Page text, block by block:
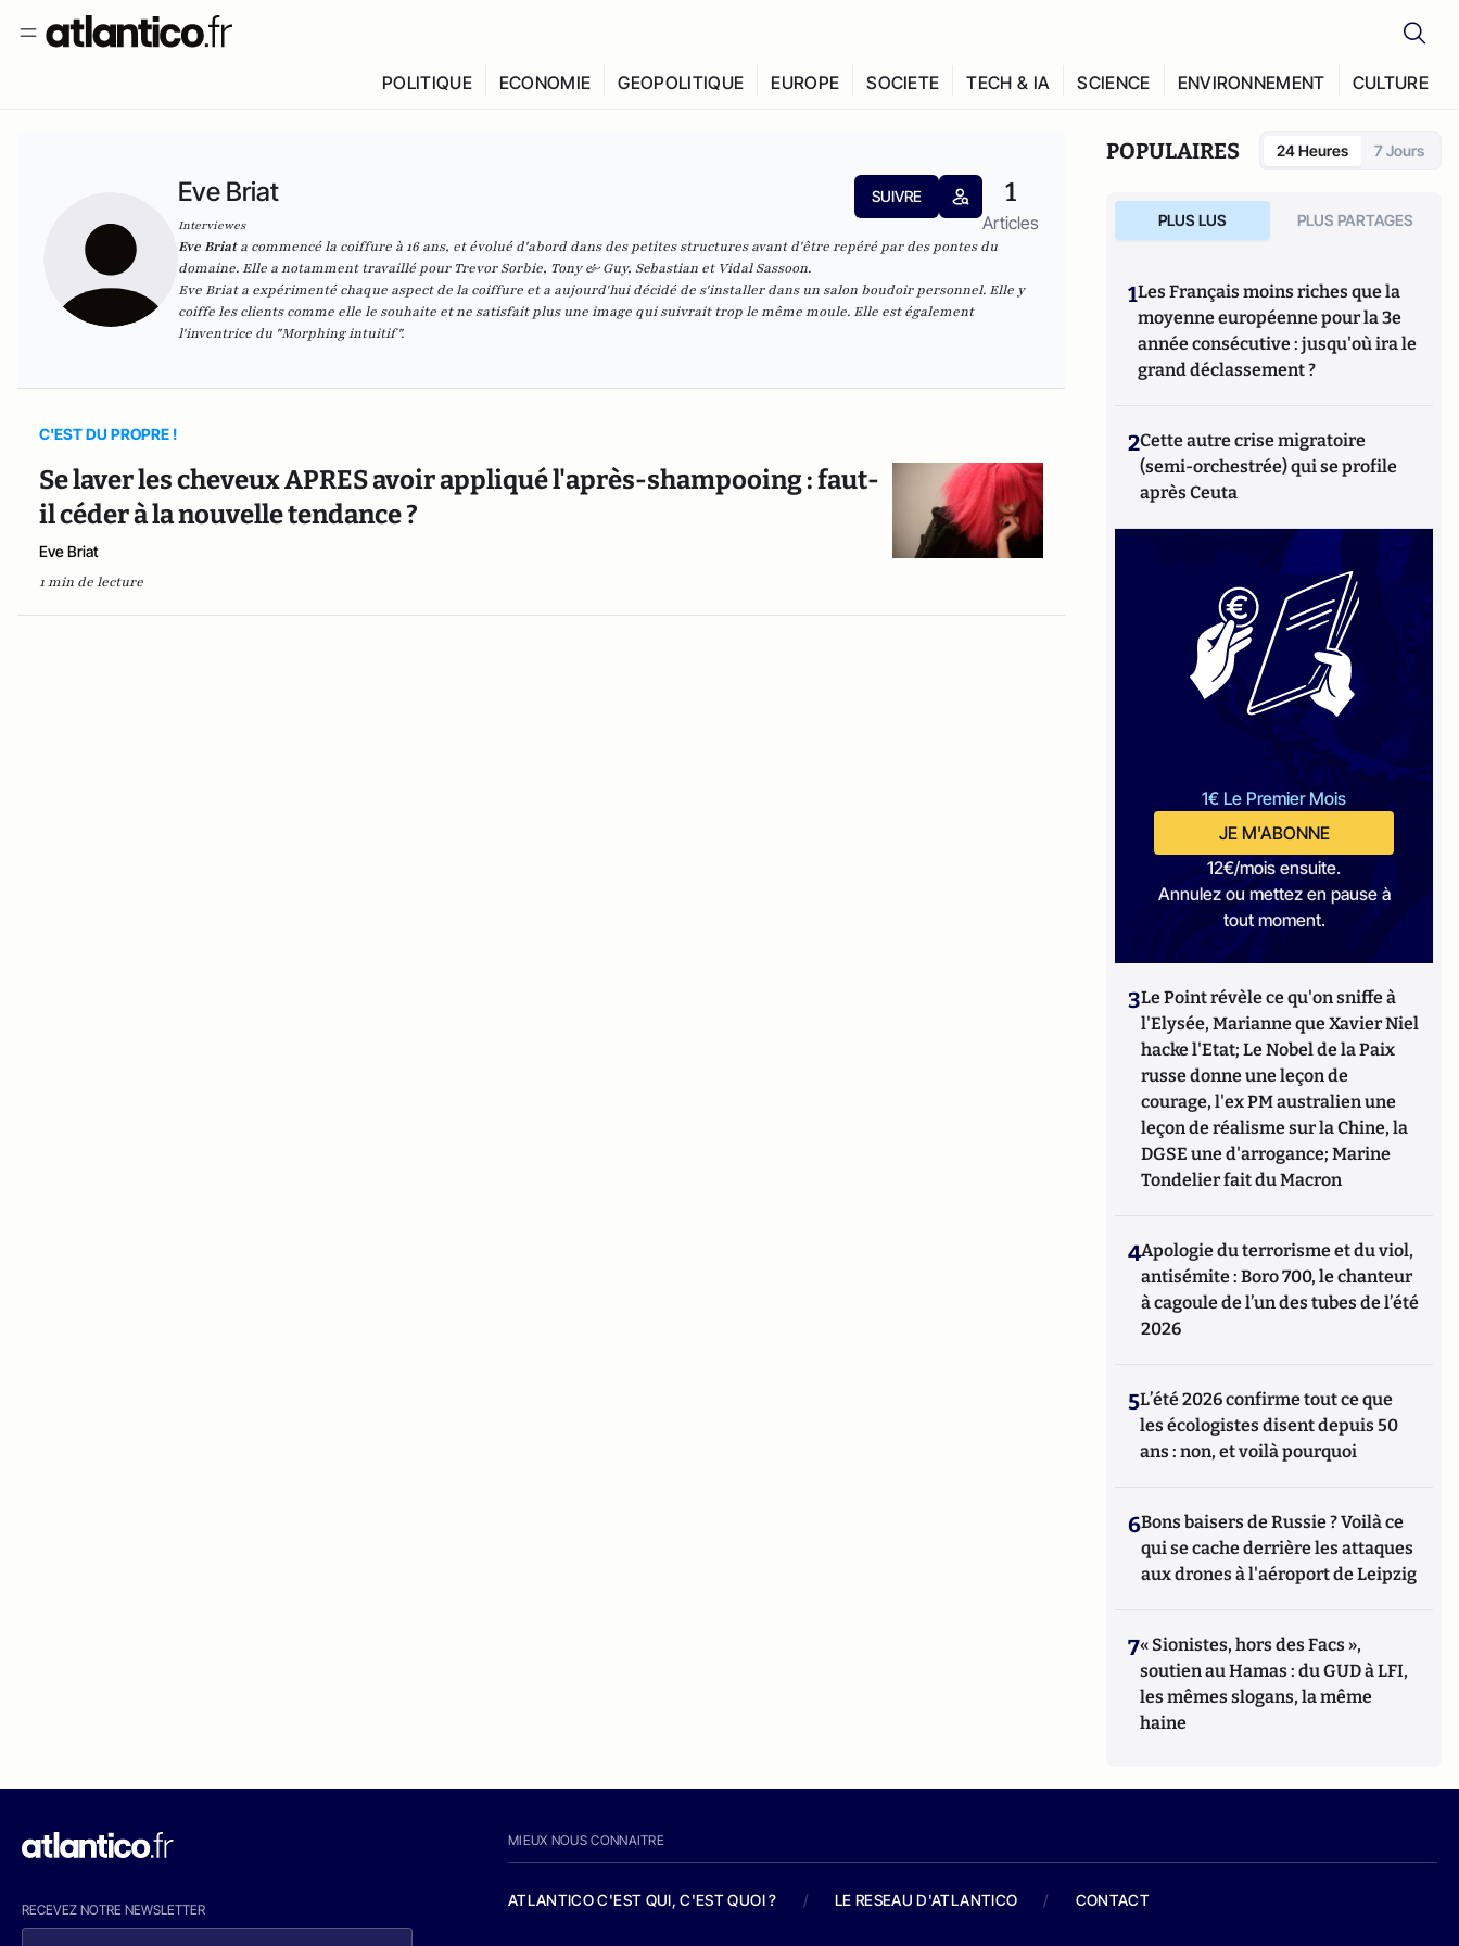
POLITIQUE ECONOMIE GEOPOLITIQUE EUROPE SOCIETE TECH & IA SCIENCE ENVIRONNEMENT CULTURE
Eve Briat
Interviewes
SUIVRE 1
Articles
Eve Briata commencé la coiffure à 16 ans, et évolué d'abord dans des petites structures avant d'être repéré par des pontes du
domaine. Elle a notamment travaillé pour Trevor Sorbie, Tony & Guy, Sebastian et Vidal Sassoon.
Eve Briat a expérimenté chaque aspect de la coiffure et a aujourd'hui décidé de s'installer dans un salon boudoir personnel. Elle y
coiffe les clients comme elle le souhaite et ne satisfait plus une image qui suivrait trop le même moule. Elle est également
l'inventrice du "Morphing intuitif".
C'EST DU PROPRE !
Se laver les cheveux APRES avoir appliqué l'après-shampooing : faut-
il céder à la nouvelle tendance ?
Eve Briat
1 min de lecture
POPULAIRES 24 Heures 7 Jours
PLUS LUS PLUS PARTAGES
1Les Français moins riches que la
moyenne européenne pour la 3e
année consécutive : jusqu'où ira le
grand déclassement ?
2Cette autre crise migratoire
(semi-orchestrée) qui se profile
après Ceuta
1€ Le Premier Mois
JE M'ABONNE
12€/mois ensuite.
Annulez ou mettez en pause à
tout moment.
3Le Point révèle ce qu'on sniffe à
l'Elysée, Marianne que Xavier Niel
hacke l'Etat; Le Nobel de la Paix
russe donne une leçon de
courage, l'ex PM australien une
leçon de réalisme sur la Chine, la
DGSE une d'arrogance; Marine
Tondelier fait du Macron
4Apologie du terrorisme et du viol,
antisémite : Boro 700, le chanteur
à cagoule de l’un des tubes de l’été
2026
5L’été 2026 confirme tout ce que
les écologistes disent depuis 50
ans : non, et voilà pourquoi
6Bons baisers de Russie ? Voilà ce
qui se cache derrière les attaques
aux drones à l'aéroport de Leipzig
7« Sionistes, hors des Facs »,
soutien au Hamas : du GUD à LFI,
les mêmes slogans, la même
haine
RECEVEZ NOTRE NEWSLETTER
MIEUX NOUS CONNAITRE
ATLANTICO C'EST QUI, C'EST QUOI ? / LE RESEAU D'ATLANTICO / CONTACT